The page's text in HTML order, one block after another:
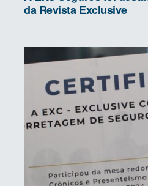
da Revista Exclusive